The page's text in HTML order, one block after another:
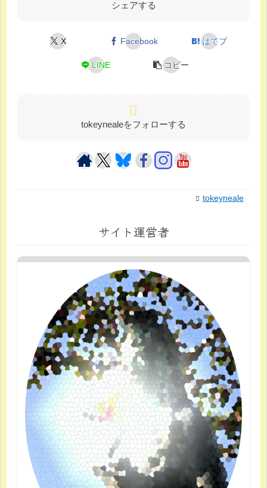
シェアする
X Facebook はてブ
LINE コピー
tokeynealeをフォローする
tokeyneale
サイト運営者